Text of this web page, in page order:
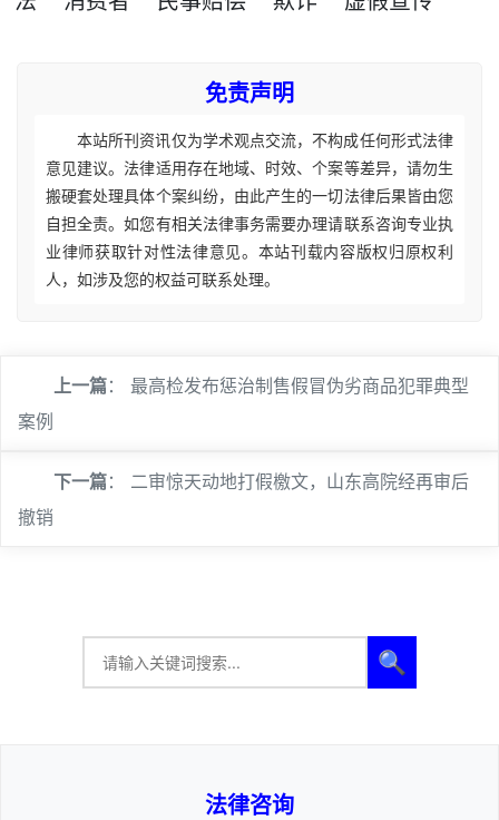
免责声明
本站所刊资讯仅为学术观点交流，不构成任何形式法律
意见建议。法律适用存在地域、时效、个案等差异，请勿生
搬硬套处理具体个案纠纷，由此产生的一切法律后果皆由您
自担全责。如您有相关法律事务需要办理请联系咨询专业执
业律师获取针对性法律意见。本站刊载内容版权归原权利
人，如涉及您的权益可联系处理。
上一篇： 最高检发布惩治制售假冒伪劣商品犯罪典型
案例
下一篇： 二审惊天动地打假檄文，山东高院经再审后
撤销
🔍
法律咨询